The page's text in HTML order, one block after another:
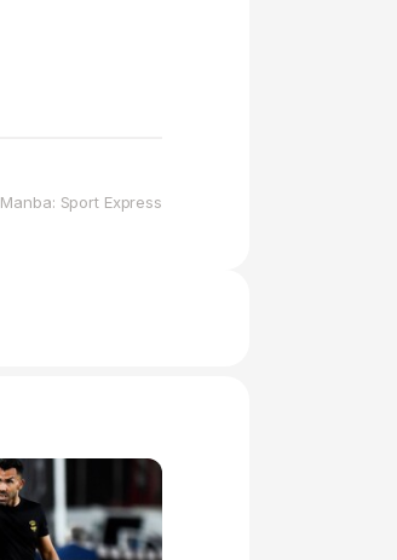
Manba: Sport Express